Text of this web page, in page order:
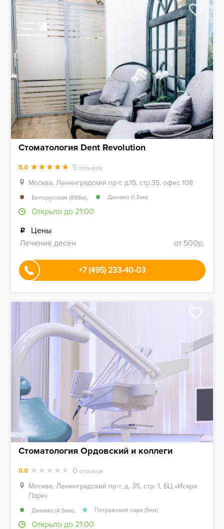
Стоматология Dent Revolution
5.0 5 отзывов
Москва, Ленинградский пр-т, д.15, стр.35, офис 108
Белорусская (898м), Динамо (1.3км)
Открыто до 21:00
Цены
Лечение десен
от 500р.
+7 (495) 233-40-03
Стоматология Ордовский и коллеги
0.0 0 отзывов
Москва, Ленинградский пр-т, д. 35, стр. 1, БЦ «Искра
Парк»
Динамо (4.9км), Петровский парк (5км)
Открыто до 21:00